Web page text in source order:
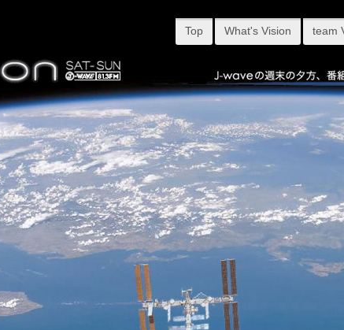
Top What's Vision team